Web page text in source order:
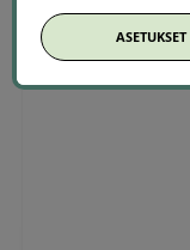
Bitcoin -
ASETUKSET